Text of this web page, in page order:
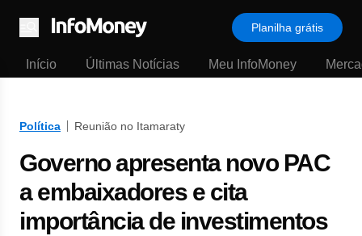
Menu
Planilha grátis
Início Últimas Notícias Meu InfoMoney
Política Reunião no Itamaraty
Governo apresenta novo PAC
a embaixadores e cita
importância de investimentos